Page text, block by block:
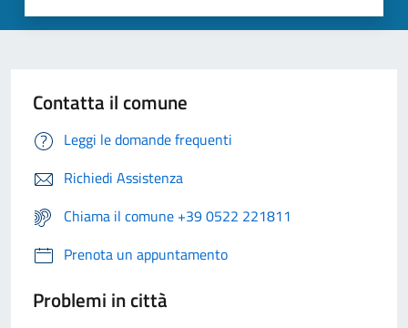
Contatta il comune
Leggi le domande frequenti
Richiedi Assistenza
Chiama il comune +39 0522 221811
Prenota un appuntamento
Problemi in città